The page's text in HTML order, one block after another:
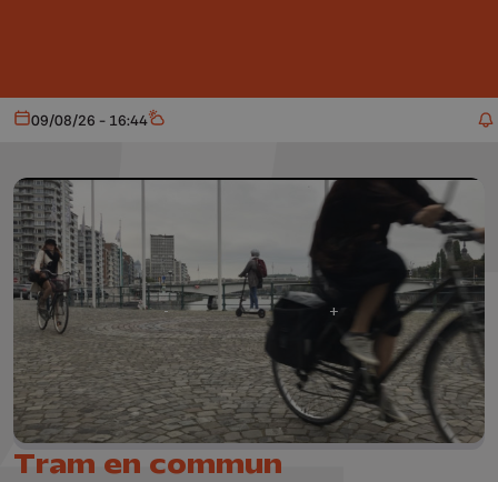
Aujourd'hui
09/08/26 - 16:44 Météo
Tram en commun